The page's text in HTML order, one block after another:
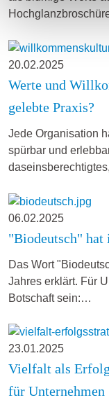
20.02.2025
Werte und
gelebte Praxis?
Jede Organisation
spürbar und
06.02.2025
"Biodeutsch" hat
Das Wort
Jahres erklärt. Für
Botschaft sein:…
23.01.2025
Vielfalt als
für Unternehmen